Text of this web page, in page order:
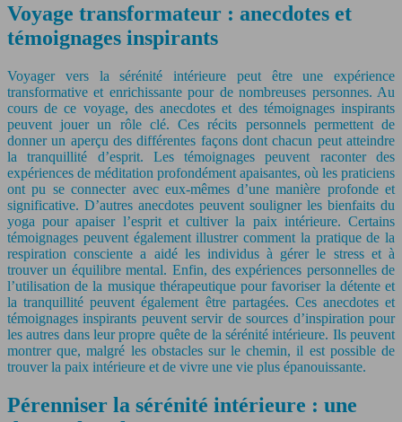
Voyage transformateur : anecdotes et
témoignages inspirants
Voyager vers la sérénité intérieure peut être une expérience
transformative et enrichissante pour de nombreuses personnes. Au
cours de ce voyage, des anecdotes et des témoignages inspirants
peuvent jouer un rôle clé. Ces récits personnels permettent de
donner un aperçu des différentes façons dont chacun peut atteindre
la tranquillité d’esprit. Les témoignages peuvent raconter des
expériences de méditation profondément apaisantes, où les praticiens
ont pu se connecter avec eux-mêmes d’une manière profonde et
significative. D’autres anecdotes peuvent souligner les bienfaits du
yoga pour apaiser l’esprit et cultiver la paix intérieure. Certains
témoignages peuvent également illustrer comment la pratique de la
respiration consciente a aidé les individus à gérer le stress et à
trouver un équilibre mental. Enfin, des expériences personnelles de
l’utilisation de la musique thérapeutique pour favoriser la détente et
la tranquillité peuvent également être partagées. Ces anecdotes et
témoignages inspirants peuvent servir de sources d’inspiration pour
les autres dans leur propre quête de la sérénité intérieure. Ils peuvent
montrer que, malgré les obstacles sur le chemin, il est possible de
trouver la paix intérieure et de vivre une vie plus épanouissante.
Pérenniser la sérénité intérieure : une